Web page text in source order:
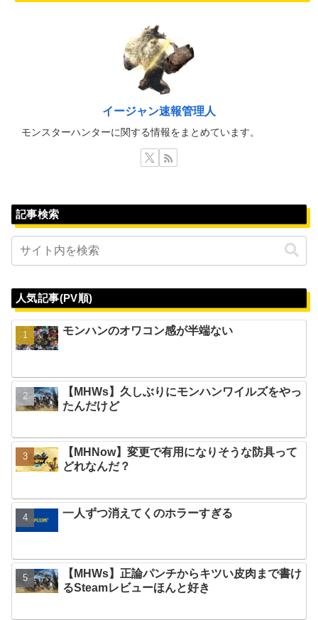
イージャン速報管理人
モンスターハンターに関する情報をまとめています。
記事検索
人気記事(PV順)
モンハンのオワコン感が半端ない
【MHWs】久しぶりにモンハンワイルズをやっ
たんだけど
【MHNow】変更で有用になりそうな防具って
どれなんだ？
一人ずつ消えてくのホラーすぎる
【MHWs】正論パンチからキツい皮肉まで書け
るSteamレビューほんと好き